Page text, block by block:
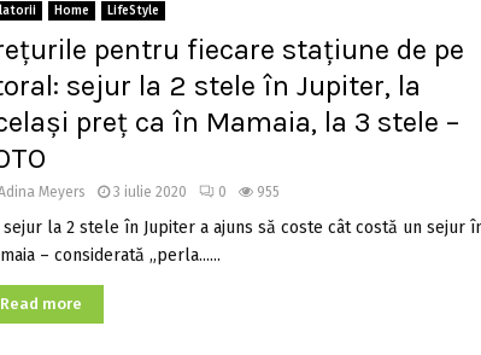
Home LifeStyle
pentru fiecare stațiune de pe
sejur la 2 stele în Jupiter, la
preț ca în Mamaia, la 3 stele –
Meyers 3 iulie 2020 0 955
sejur la 2 stele în Jupiter a ajuns să coste cât costă un sejur
– considerată „perla......
Read more